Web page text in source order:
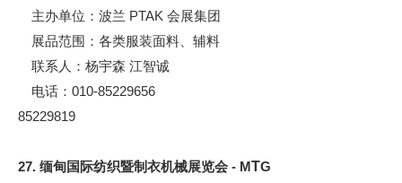
主办单位：波兰 PTAK 会展集团
展品范围：各类服装面料、辅料
联系人：杨宇森 江智诚
电话：010-85229656
85229819
27. 缅甸国际纺织暨制衣机械展览会 - MTG